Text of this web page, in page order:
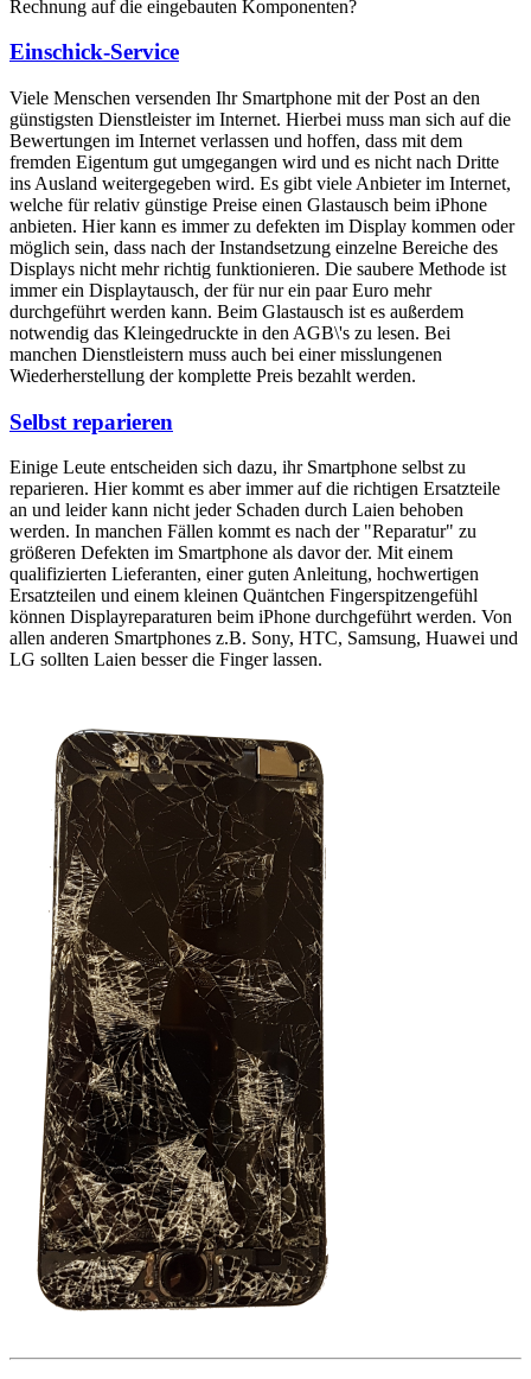
Rechnung auf die eingebauten Komponenten?
Einschick-Service
Viele Menschen versenden Ihr Smartphone mit der Post an den
günstigsten Dienstleister im Internet. Hierbei muss man sich auf die
Bewertungen im Internet verlassen und hoffen, dass mit dem
fremden Eigentum gut umgegangen wird und es nicht nach Dritte
ins Ausland weitergegeben wird. Es gibt viele Anbieter im Internet,
welche für relativ günstige Preise einen Glastausch beim iPhone
anbieten. Hier kann es immer zu defekten im Display kommen oder
möglich sein, dass nach der Instandsetzung einzelne Bereiche des
Displays nicht mehr richtig funktionieren. Die saubere Methode ist
immer ein Displaytausch, der für nur ein paar Euro mehr
durchgeführt werden kann. Beim Glastausch ist es außerdem
notwendig das Kleingedruckte in den AGB\'s zu lesen. Bei
manchen Dienstleistern muss auch bei einer misslungenen
Wiederherstellung der komplette Preis bezahlt werden.
Selbst reparieren
Einige Leute entscheiden sich dazu, ihr Smartphone selbst zu
reparieren. Hier kommt es aber immer auf die richtigen Ersatzteile
an und leider kann nicht jeder Schaden durch Laien behoben
werden. In manchen Fällen kommt es nach der "Reparatur" zu
größeren Defekten im Smartphone als davor der. Mit einem
qualifizierten Lieferanten, einer guten Anleitung, hochwertigen
Ersatzteilen und einem kleinen Quäntchen Fingerspitzengefühl
können Displayreparaturen beim iPhone durchgeführt werden. Von
allen anderen Smartphones z.B. Sony, HTC, Samsung, Huawei und
LG sollten Laien besser die Finger lassen.